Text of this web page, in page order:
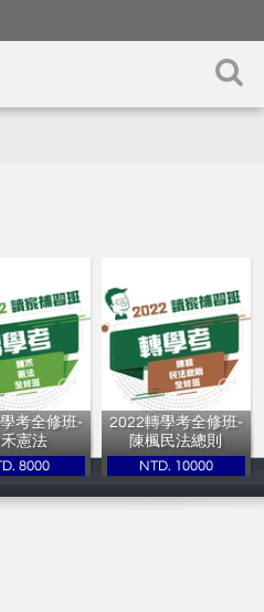
考全修班-
憲法
補習班
8000
2022轉學考全修班-
陳楓民法總則
讀家補習班
NTD. 10000